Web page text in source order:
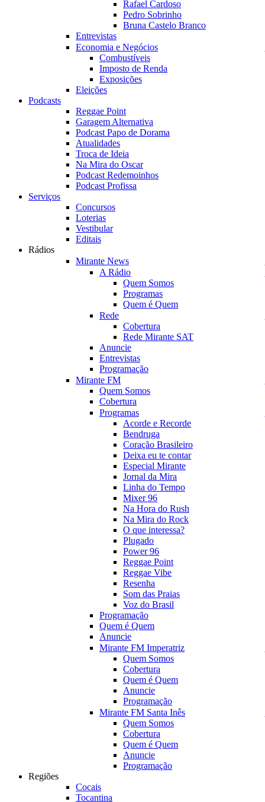
Rafael Cardoso
Pedro Sobrinho
Bruna Castelo Branco
Entrevistas
Economia e Negócios
Combustíveis
Imposto de Renda
Exposições
Eleições
Podcasts
Reggae Point
Garagem Alternativa
Podcast Papo de Dorama
Atualidades
Troca de Ideia
Na Mira do Oscar
Podcast Redemoinhos
Podcast Profissa
Serviços
Concursos
Loterias
Vestibular
Editais
Rádios
Mirante News
A Rádio
Quem Somos
Programas
Quem é Quem
Rede
Cobertura
Rede Mirante SAT
Anuncie
Entrevistas
Programação
Mirante FM
Quem Somos
Cobertura
Programas
Acorde e Recorde
Bendruga
Coração Brasileiro
Deixa eu te contar
Especial Mirante
Jornal da Mira
Linha do Tempo
Mixer 96
Na Hora do Rush
Na Mira do Rock
O que interessa?
Plugado
Power 96
Reggae Point
Reggae Vibe
Resenha
Som das Praias
Voz do Brasil
Programação
Quem é Quem
Anuncie
Mirante FM Imperatriz
Quem Somos
Cobertura
Quem é Quem
Anuncie
Programação
Mirante FM Santa Inês
Quem Somos
Cobertura
Quem é Quem
Anuncie
Programação
Regiões
Cocais
Tocantina